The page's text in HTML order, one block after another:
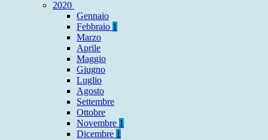
2020
Gennaio
Febbraio 1
Marzo
Aprile
Maggio
Giugno
Luglio
Agosto
Settembre
Ottobre
Novembre 1
Dicembre 1